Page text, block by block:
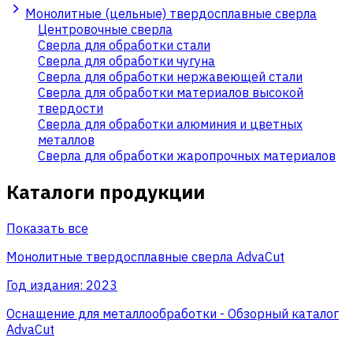
Монолитные (цельные) твердосплавные сверла
Центровочные сверла
Сверла для обработки стали
Сверла для обработки чугуна
Сверла для обработки нержавеющей стали
Сверла для обработки материалов высокой
твердости
Сверла для обработки алюминия и цветных
металлов
Сверла для обработки жаропрочных материалов
Каталоги продукции
Показать все
Монолитные твердосплавные сверла AdvaCut
Год издания: 2023
Оснащение для металлообработки - Обзорный каталог
AdvaCut